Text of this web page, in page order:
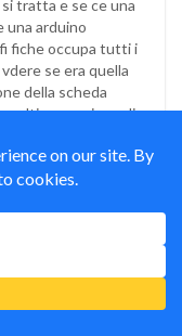
tratta e se ce una
una arduino
fiche occupa tutti i
se era quella
della scheda
ultima versione di
strana
forse manca solo